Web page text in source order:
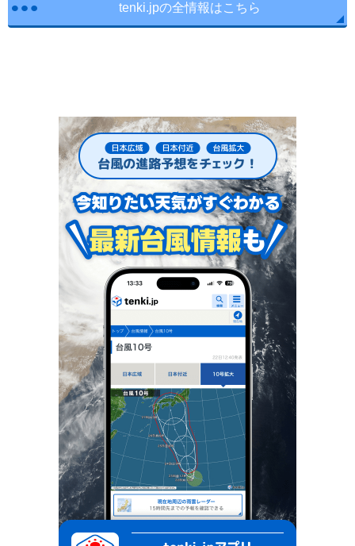
tenki.jpの全情報はこちら